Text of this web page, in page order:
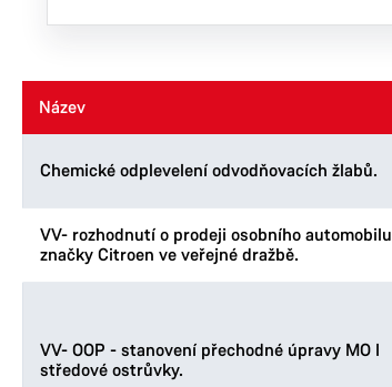
Název
Chemické odplevelení odvodňovacích žlabů.
VV- rozhodnutí o prodeji osobního automobilu
značky Citroen ve veřejné dražbě.
VV- OOP - stanovení přechodné úpravy MO I
středové ostrůvky.
Název